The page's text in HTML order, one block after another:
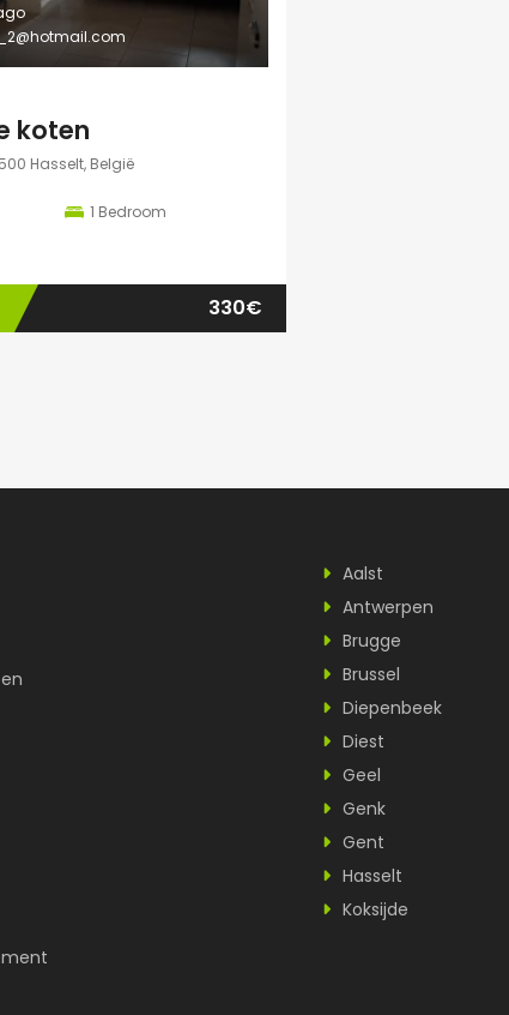
koten
Hasselt, België
1 Bedroom
330€
Aalst
Antwerpen
Brugge
Brussel
Diepenbeek
Diest
Geel
Genk
Gent
Hasselt
Koksijde